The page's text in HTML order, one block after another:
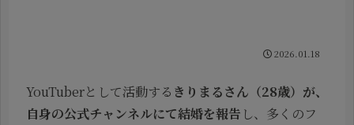
2026.01.18
YouTuberとして活動する きりまるさん（28歳）が、
自身の公式チャンネルにて結婚を報告 し、多くのフ